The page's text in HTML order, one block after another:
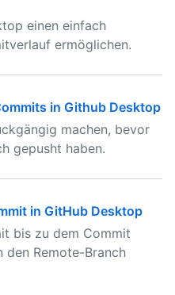
einen einfach
ermöglichen.
in Github Desktop
machen, bevor
gepusht haben.
in GitHub Desktop
bis zu dem Commit
Remote-Branch